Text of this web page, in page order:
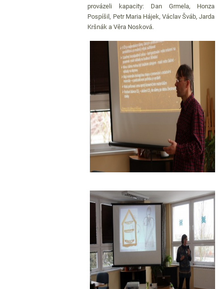
provázeli kapacity: Dan Grmela, Honza
Pospíšil, Petr Maria Hájek, Václav Šváb, Jarda
Kršnák a Věra Nosková.